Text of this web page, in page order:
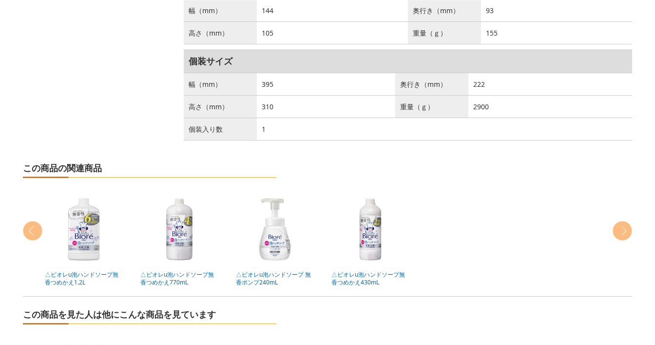
幅（mm） 144 奥行き（mm） 93
高さ（mm） 105 重量（ｇ） 155
個装サイズ
幅（mm） 395 奥行き（mm） 222
高さ（mm） 310 重量（ｇ） 2900
個装入り数 1
この商品の関連商品
△ビオレu泡ハンドソープ無
香つめかえ1.2L
△ビオレu泡ハンドソープ無
香つめかえ770mL
△ビオレu泡ハンドソープ 無
香ポンプ240mL
△ビオレu泡ハンドソープ無
香つめかえ430mL
この商品を見た人は他にこんな商品を見ています